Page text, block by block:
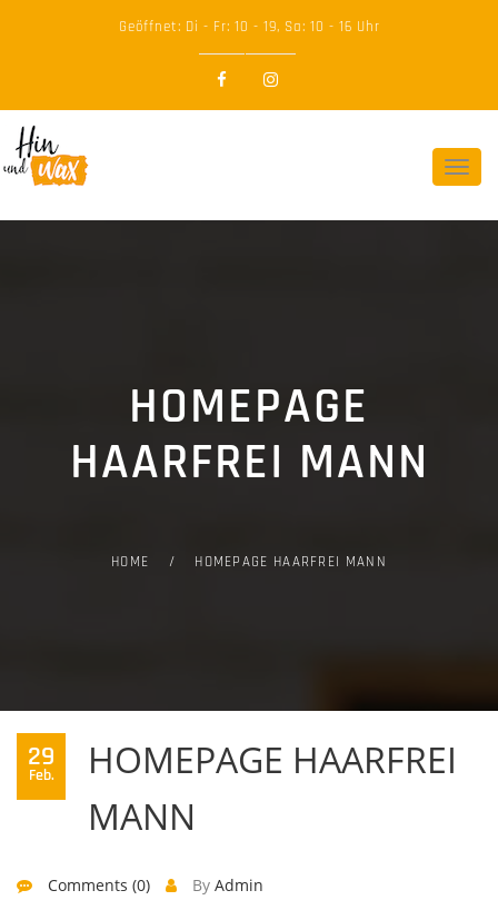
Geöffnet: Di - Fr: 10 - 19, Sa: 10 - 16 Uhr
HOMEPAGE
HAARFREI MANN
HOME / HOMEPAGE HAARFREI MANN
29
Feb.
HOMEPAGE HAARFREI
MANN
Comments (0) By Admin